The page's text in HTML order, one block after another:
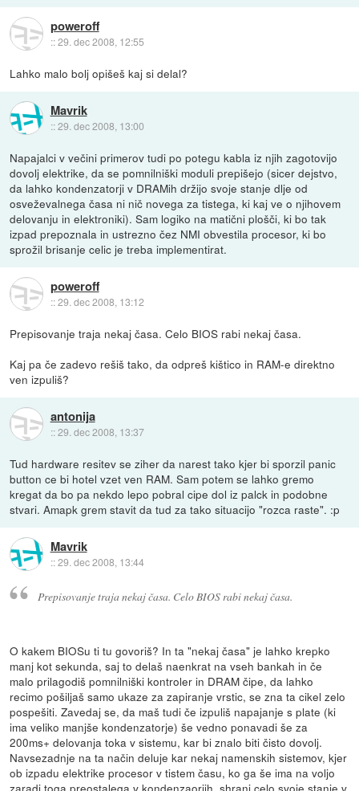
poweroff
::29. dec 2008, 12:55
Lahko malo bolj opišeš kaj si delal?
Mavrik
::29. dec 2008, 13:00
Napajalci v večini primerov tudi po potegu kabla iz njih zagotovijo
dovolj elektrike, da se pomnilniški moduli prepišejo (sicer dejstvo,
da lahko kondenzatorji v DRAMih držijo svoje stanje dlje od
osveževalnega časa ni nič novega za tistega, ki kaj ve o njihovem
delovanju in elektroniki). Sam logiko na matični plošči, ki bo tak
izpad prepoznala in ustrezno čez NMI obvestila procesor, ki bo
sprožil brisanje celic je treba implementirat.
poweroff
::29. dec 2008, 13:12
Prepisovanje traja nekaj časa. Celo BIOS rabi nekaj časa.
Kaj pa če zadevo rešiš tako, da odpreš kištico in RAM-e direktno
ven izpuliš?
antonija
::29. dec 2008, 13:37
Tud hardware resitev se ziher da narest tako kjer bi sporzil panic
button ce bi hotel vzet ven RAM. Sam potem se lahko gremo
kregat da bo pa nekdo lepo pobral cipe dol iz palck in podobne
stvari. Amapk grem stavit da tud za tako situacijo "rozca raste". :p
Mavrik
::29. dec 2008, 13:44
Prepisovanje traja nekaj časa. Celo BIOS rabi nekaj časa.
O kakem BIOSu ti tu govoriš? In ta "nekaj časa" je lahko krepko
manj kot sekunda, saj to delaš naenkrat na vseh bankah in če
malo prilagodiš pomnilniški kontroler in DRAM čipe, da lahko
recimo pošiljaš samo ukaze za zapiranje vrstic, se zna ta cikel zelo
pospešiti. Zavedaj se, da maš tudi če izpuliš napajanje s plate (ki
ima veliko manjše kondenzatorje) še vedno ponavadi še za
200ms+ delovanja toka v sistemu, kar bi znalo biti čisto dovolj.
Navsezadnje na ta način deluje kar nekaj namenskih sistemov, kjer
ob izpadu elektrike procesor v tistem času, ko ga še ima na voljo